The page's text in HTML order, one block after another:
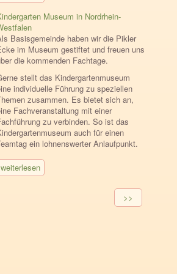
Museum in Nordrhein-
Basisgemeinde haben wir die Pikler
im Museum gestiftet und freuen uns
die kommenden Fachtage.
stellt das Kindergartenmuseum
individuelle Führung zu speziellen
zusammen. Es bietet sich an,
Fachveranstaltung mit einer
zu verbinden. So ist das
auch für einen
ein lohnenswerter Anlaufpunkt.
weiterlesen
Nächste
Seite
>>